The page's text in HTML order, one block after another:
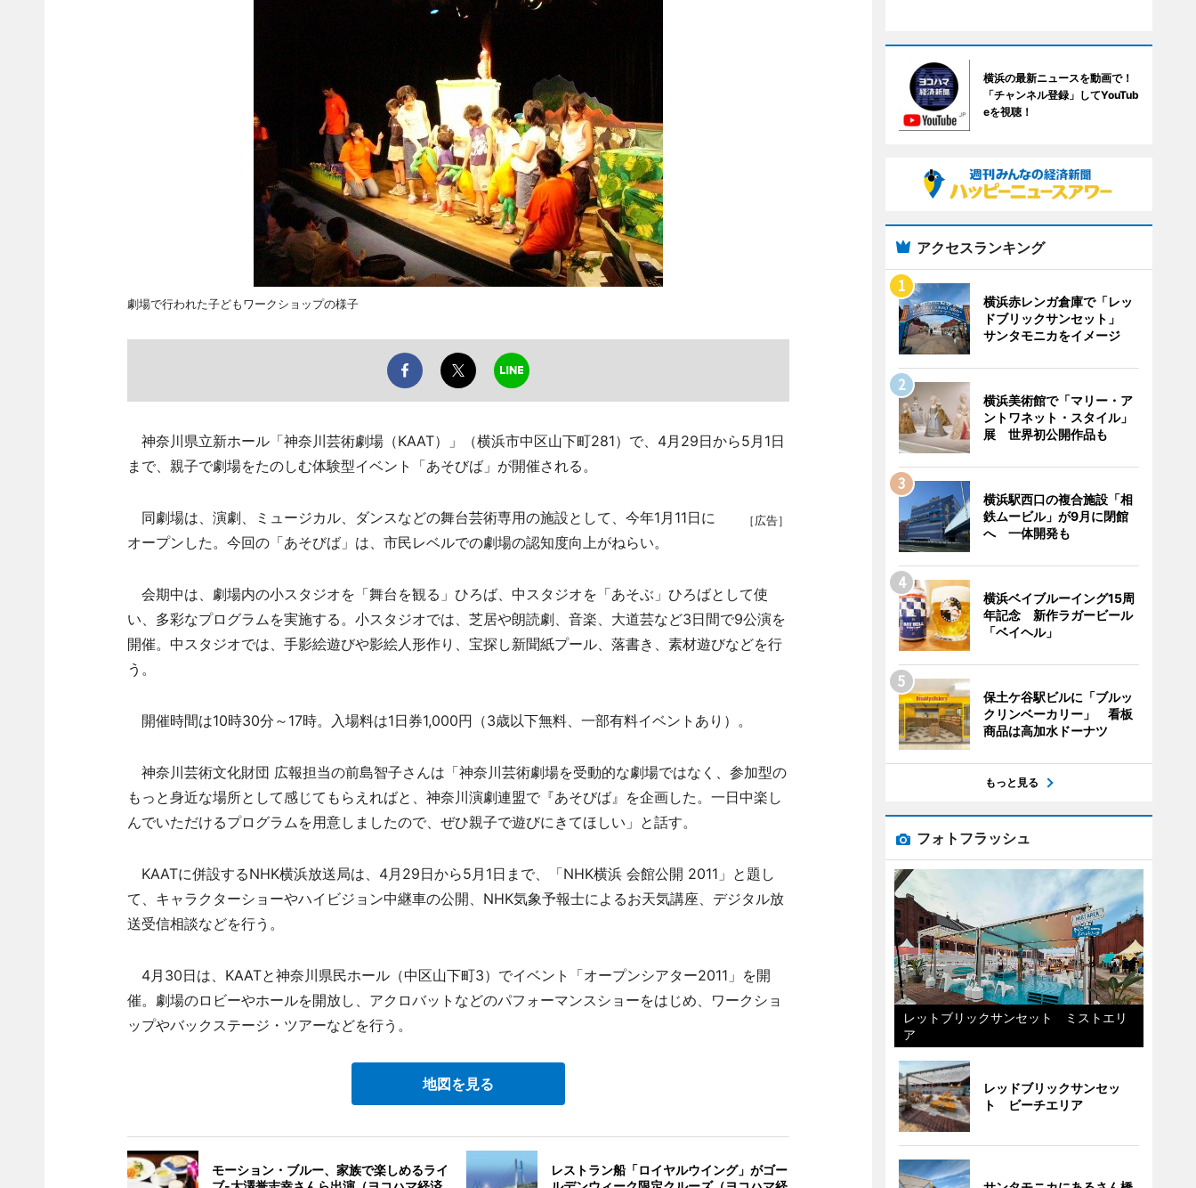
劇場で行われた子どもワークショップの様子
神奈川県立新ホール「神奈川芸術劇場（KAAT）」（横浜市中区山下町281）で、4月29日から5月1日
まで、親子で劇場をたのしむ体験型イベント「あそびば」が開催される。
［広告］
同劇場は、演劇、ミュージカル、ダンスなどの舞台芸術専用の施設として、今年1月11日に
オープンした。今回の「あそびば」は、市民レベルでの劇場の認知度向上がねらい。
会期中は、劇場内の小スタジオを「舞台を観る」ひろば、中スタジオを「あそぶ」ひろばとして使
い、多彩なプログラムを実施する。小スタジオでは、芝居や朗読劇、音楽、大道芸など3日間で9公演を
開催。中スタジオでは、手影絵遊びや影絵人形作り、宝探し新聞紙プール、落書き、素材遊びなどを行
う。
開催時間は10時30分～17時。入場料は1日券1,000円（3歳以下無料、一部有料イベントあり）。
神奈川芸術文化財団 広報担当の前島智子さんは「神奈川芸術劇場を受動的な劇場ではなく、参加型の
もっと身近な場所として感じてもらえればと、神奈川演劇連盟で『あそびば』を企画した。一日中楽し
んでいただけるプログラムを用意しましたので、ぜひ親子で遊びにきてほしい」と話す。
KAATに併設するNHK横浜放送局は、4月29日から5月1日まで、「NHK横浜 会館公開 2011」と題し
て、キャラクターショーやハイビジョン中継車の公開、NHK気象予報士によるお天気講座、デジタル放
送受信相談などを行う。
4月30日は、KAATと神奈川県民ホール（中区山下町3）でイベント「オープンシアター2011」を開
催。劇場のロビーやホールを開放し、アクロバットなどのパフォーマンスショーをはじめ、ワークショ
ップやバックステージ・ツアーなどを行う。
地図を見る
モーション・ブルー、家族で楽しめるライ
レストラン船「ロイヤルウイング」がゴー
横浜の最新ニュースを動画で！
「チャンネル登録」してYouTub
eを視聴！
アクセスランキング
横浜赤レンガ倉庫で「レッ
ドブリックサンセット」
サンタモニカをイメージ
横浜美術館で「マリー・ア
ントワネット・スタイル」
展 世界初公開作品も
横浜駅西口の複合施設「相
鉄ムービル」が9月に閉館
へ 一体開発も
横浜ベイブルーイング15周
年記念 新作ラガービール
「ベイヘル」
保土ケ谷駅ビルに「ブルッ
クリンベーカリー」 看板
商品は高加水ドーナツ
もっと見る
フォトフラッシュ
レットブリックサンセット ミストエリ
ア
レッドブリックサンセッ
ト ビーチエリア